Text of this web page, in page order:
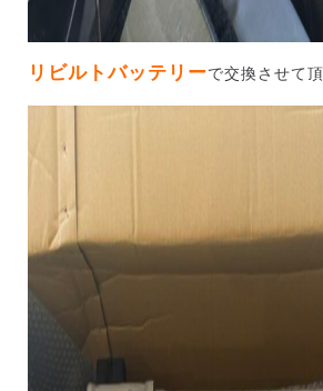
リビルトバッテリーで交換させて